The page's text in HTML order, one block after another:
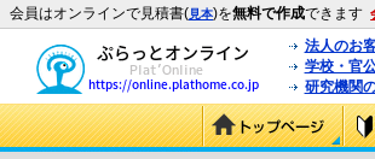
会員はオンラインで見積書(見本)を無料で作成できます
法人のお
学校・官
研究機関